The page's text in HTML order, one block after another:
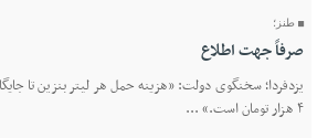
طنز؛
صرفاً جهت اطلاع
۴ هزار تومان است.» ...